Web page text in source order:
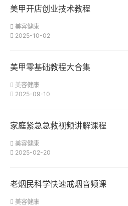
美甲开店创业技术教程
美容健康
2025-10-02
美甲零基础教程大合集
美容健康
2025-09-10
家庭紧急急救视频讲解课程
美容健康
2025-02-20
老烟民科学快速戒烟音频课
美容健康